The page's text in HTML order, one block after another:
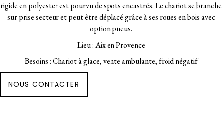
rigide en polyester est pourvu de spots encastrés. Le chariot se branche
sur prise secteur et peut être déplacé grâce à ses roues en bois avec
option pneus.
Lieu : Aix en Provence
Besoins : Chariot à glace, vente ambulante, froid négatif
NOUS CONTACTER